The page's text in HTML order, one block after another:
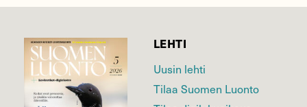
LEHTI
Uusin lehti
Tilaa Suomen Luonto